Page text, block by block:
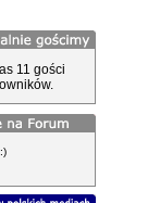
11 gości